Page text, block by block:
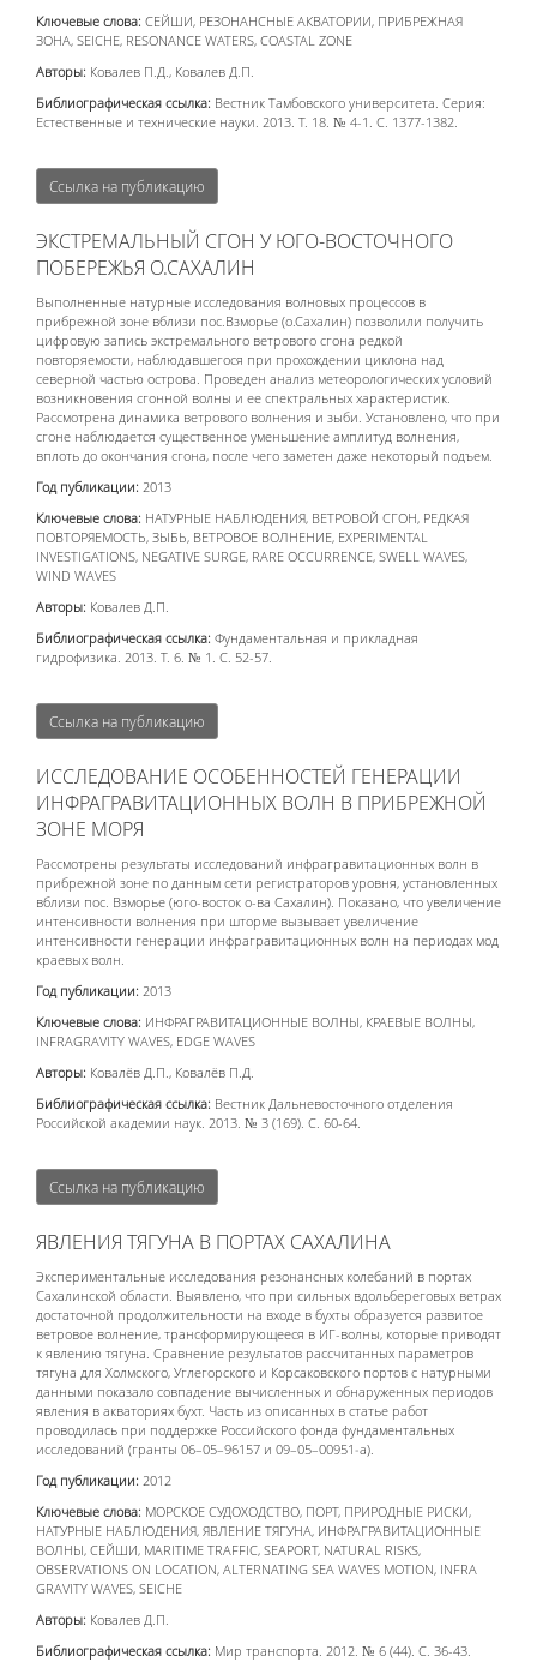
Ключевые слова: СЕЙШИ, РЕЗОНАНСНЫЕ АКВАТОРИИ, ПРИБРЕЖНАЯ
ЗОНА, SEICHE, RESONANCE WATERS, COASTAL ZONE
Авторы: Ковалев П.Д., Ковалев Д.П.
Библиографическая ссылка: Вестник Тамбовского университета. Серия:
Естественные и технические науки. 2013. Т. 18. № 4-1. С. 1377-1382.
Ссылка на публикацию
ЭКСТРЕМАЛЬНЫЙ СГОН У ЮГО-ВОСТОЧНОГО
ПОБЕРЕЖЬЯ О.САХАЛИН
Выполненные натурные исследования волновых процессов в
прибрежной зоне вблизи пос.Взморье (о.Сахалин) позволили получить
цифровую запись экстремального ветрового сгона редкой
повторяемости, наблюдавшегося при прохождении циклона над
северной частью острова. Проведен анализ метеорологических условий
возникновения сгонной волны и ее спектральных характеристик.
Рассмотрена динамика ветрового волнения и зыби. Установлено, что при
сгоне наблюдается существенное уменьшение амплитуд волнения,
вплоть до окончания сгона, после чего заметен даже некоторый подъем.
Год публикации: 2013
Ключевые слова: НАТУРНЫЕ НАБЛЮДЕНИЯ, ВЕТРОВОЙ СГОН, РЕДКАЯ
ПОВТОРЯЕМОСТЬ, ЗЫБЬ, ВЕТРОВОЕ ВОЛНЕНИЕ, EXPERIMENTAL
INVESTIGATIONS, NEGATIVE SURGE, RARE OCCURRENCE, SWELL WAVES,
WIND WAVES
Авторы: Ковалев Д.П.
Библиографическая ссылка: Фундаментальная и прикладная
гидрофизика. 2013. Т. 6. № 1. С. 52-57.
Ссылка на публикацию
ИССЛЕДОВАНИЕ ОСОБЕННОСТЕЙ ГЕНЕРАЦИИ
ИНФРАГРАВИТАЦИОННЫХ ВОЛН В ПРИБРЕЖНОЙ
ЗОНЕ МОРЯ
Рассмотрены результаты исследований инфрагравитационных волн в
прибрежной зоне по данным сети регистраторов уровня, установленных
вблизи пос. Взморье (юго-восток о-ва Сахалин). Показано, что увеличение
интенсивности волнения при шторме вызывает увеличение
интенсивности генерации инфрагравитационных волн на периодах мод
краевых волн.
Год публикации: 2013
Ключевые слова: ИНФРАГРАВИТАЦИОННЫЕ ВОЛНЫ, КРАЕВЫЕ ВОЛНЫ,
INFRAGRAVITY WAVES, EDGE WAVES
Авторы: Ковалёв Д.П., Ковалёв П.Д.
Библиографическая ссылка: Вестник Дальневосточного отделения
Российской академии наук. 2013. № 3 (169). С. 60-64.
Ссылка на публикацию
ЯВЛЕНИЯ ТЯГУНА В ПОРТАХ САХАЛИНА
Экспериментальные исследования резонансных колебаний в портах
Сахалинской области. Выявлено, что при сильных вдольбереговых ветрах
достаточной продолжительности на входе в бухты образуется развитое
ветровое волнение, трансформирующееся в ИГ-волны, которые приводят
к явлению тягуна. Сравнение результатов рассчитанных параметров
тягуна для Холмского, Углегорского и Корсаковского портов с натурными
данными показало совпадение вычисленных и обнаруженных периодов
явления в акваториях бухт. Часть из описанных в статье работ
проводилась при поддержке Российского фонда фундаментальных
исследований (гранты 06–05–96157 и 09–05–00951‑a).
Год публикации: 2012
Ключевые слова: МОРСКОЕ СУДОХОДСТВО, ПОРТ, ПРИРОДНЫЕ РИСКИ,
НАТУРНЫЕ НАБЛЮДЕНИЯ, ЯВЛЕНИЕ ТЯГУНА, ИНФРАГРАВИТАЦИОННЫЕ
ВОЛНЫ, СЕЙШИ, MARITIME TRAFFIC, SEAPORT, NATURAL RISKS,
OBSERVATIONS ON LOCATION, ALTERNATING SEA WAVES MOTION, INFRA
GRAVITY WAVES, SEICHE
Авторы: Ковалев Д.П.
Библиографическая ссылка: Мир транспорта. 2012. № 6 (44). С. 36-43.